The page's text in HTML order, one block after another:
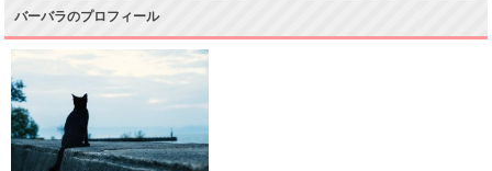
バーバラのプロフィール